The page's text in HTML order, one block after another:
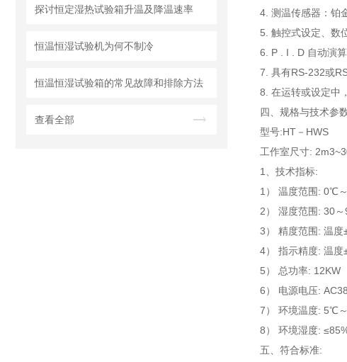
探讨恒定湿热试验箱升温及降温速率
恒温恒湿试验机为何不制冷
恒温恒湿试验箱的常见故障和排除方法
查看全部
4. 测温传感器：铂
5. 触控式设定、数
6. P . I . D 自动演
7. 具有RS-232或
8. 在运转或设定中
四、 规格与技术参
型号:HT－HWS
工作室尺寸:
1、技术指标:
1） 温度范围: 0℃
2） 湿度范围: 30
3） 精度范围: 温
4） 指示精度: 温
5） 总功率: 12KW
6） 电源电压:
7） 环境温度: 5℃
8） 环境湿度:
五、 符合标准: